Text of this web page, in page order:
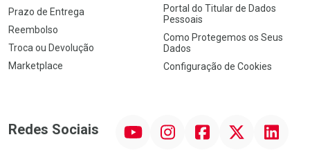
Prazo de Entrega
Reembolso
Troca ou Devolução
Marketplace
Portal do Titular de Dados
Pessoais
Como Protegemos os Seus
Dados
Configuração de Cookies
Redes Sociais InstagramFacebookTwitter Linkedin